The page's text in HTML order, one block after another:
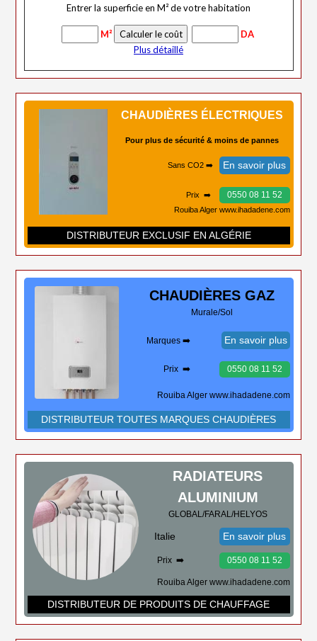
Entrer la superficie en M² de votre habitation
M²
DA
Plus détaillé
CHAUDIÈRES ÉLECTRIQUES
Pour plus de sécurité & moins de pannes
Sans CO2 ➡️ En savoir plus
Prix ➡️ 0550 08 11 52
Rouiba Alger www.ihadadene.com
DISTRIBUTEUR EXCLUSIF EN ALGÉRIE
CHAUDIÈRES GAZ
Murale/Sol
Marques ➡️ En savoir plus
Prix ➡️ 0550 08 11 52
Rouiba Alger www.ihadadene.com
DISTRIBUTEUR TOUTES MARQUES CHAUDIÈRES
RADIATEURS
ALUMINIUM
GLOBAL/FARAL/HELYOS
Italie En savoir plus
Prix ➡️ 0550 08 11 52
Rouiba Alger www.ihadadene.com
DISTRIBUTEUR DE PRODUITS DE CHAUFFAGE